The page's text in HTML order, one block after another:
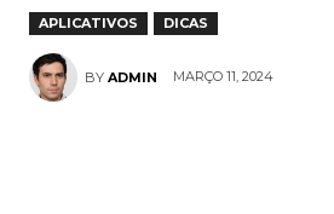
APLICATIVOS DICAS
BY ADMIN MARÇO 11, 2024